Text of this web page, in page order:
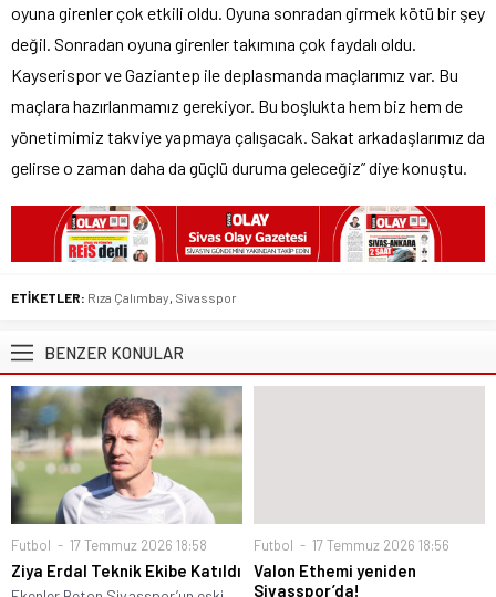
oyuna girenler çok etkili oldu. Oyuna sonradan girmek kötü bir şey
değil. Sonradan oyuna girenler takımına çok faydalı oldu.
Kayserispor ve Gaziantep ile deplasmanda maçlarımız var. Bu
maçlara hazırlanmamız gerekiyor. Bu boşlukta hem biz hem de
yönetimimiz takviye yapmaya çalışacak. Sakat arkadaşlarımız da
gelirse o zaman daha da güçlü duruma geleceğiz” diye konuştu.
ETİKETLER: Rıza Çalımbay Sivasspor
BENZER KONULAR
Futbol 17 Temmuz 2026 18:58
Ziya Erdal Teknik Ekibe Katıldı
Futbol 17 Temmuz 2026 18:56
Valon Ethemi yeniden
Sivasspor’da!